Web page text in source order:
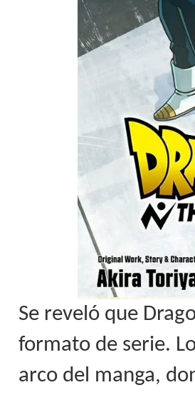
Se reveló que
formato de serie.
arco del manga,